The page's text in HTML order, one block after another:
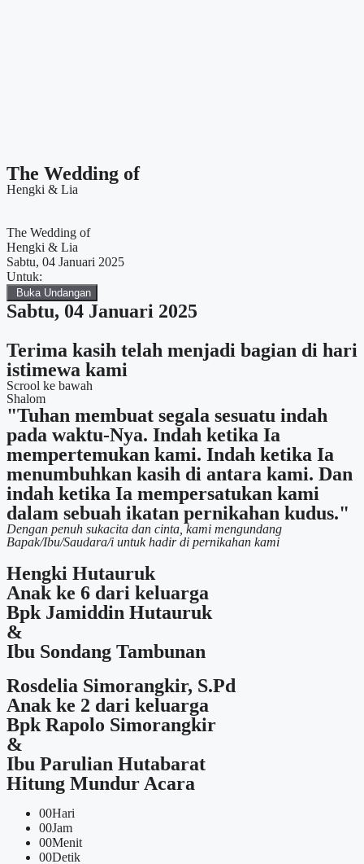
The Wedding of
Hengki & Lia
The Wedding of
Hengki & Lia
Sabtu, 04 Januari 2025
Untuk:
Buka Undangan
Sabtu, 04 Januari 2025
Terima kasih telah menjadi bagian di hari
istimewa kami
Scrool ke bawah
Shalom
"Tuhan membuat segala sesuatu indah
pada waktu-Nya. Indah ketika Ia
mempertemukan kami. Indah ketika Ia
menumbuhkan kasih di antara kami. Dan
indah ketika Ia mempersatukan kami
dalam sebuah ikatan pernikahan kudus."
Dengan penuh sukacita dan cinta, kami mengundang
Bapak/Ibu/Saudara/i untuk hadir di pernikahan kami
Hengki Hutauruk
Anak ke 6 dari keluarga
Bpk Jamiddin Hutauruk
&
Ibu Sondang Tambunan
Rosdelia Simorangkir, S.Pd
Anak ke 2 dari keluarga
Bpk Rapolo Simorangkir
&
Ibu Parulian Hutabarat
Hitung Mundur Acara
00Hari
00Jam
00Menit
00Detik